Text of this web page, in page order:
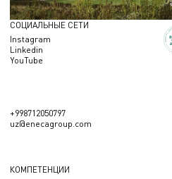
СОЦИАЛЬНЫЕ СЕТИ
Instagram
Linkedin
YouTube
+998712050797
uz@enecagroup.com
КОМПЕТЕНЦИИ